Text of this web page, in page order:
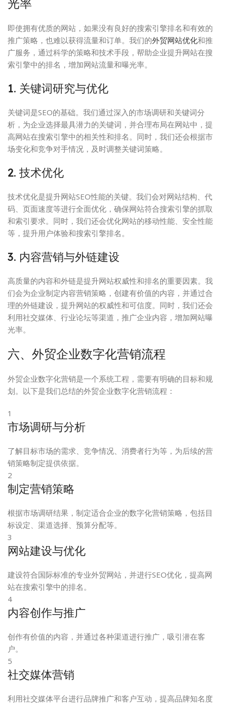
光率
即使拥有优质的网站，如果没有良好的搜索引擎排名和有效的
推广策略，也难以获得流量和订单。我们的外贸网站优化和推
广服务，通过科学的策略和技术手段，帮助企业提升网站在搜
索引擎中的排名，增加网站流量和曝光率。
1. 关键词研究与优化
关键词是SEO的基础。我们通过深入的市场调研和关键词分
析，为企业选择最具潜力的关键词，并合理布局在网站中，提
高网站在搜索引擎中的相关性和排名。同时，我们还会根据市
场变化和竞争对手情况，及时调整关键词策略。
2. 技术优化
技术优化是提升网站SEO性能的关键。我们会对网站结构、代
码、页面速度等进行全面优化，确保网站符合搜索引擎的抓取
和索引要求。同时，我们还会优化网站的移动性能、安全性能
等，提升用户体验和搜索引擎排名。
3. 内容营销与外链建设
高质量的内容和外链是提升网站权威性和排名的重要因素。我
们会为企业制定内容营销策略，创建有价值的内容，并通过合
理的外链建设，提升网站的权威性和可信度。同时，我们还会
利用社交媒体、行业论坛等渠道，推广企业内容，增加网站曝
光率。
六、外贸企业数字化营销流程
外贸企业数字化营销是一个系统工程，需要有明确的目标和规
划。以下是我们总结的外贸企业数字化营销流程：
1
市场调研与分析
了解目标市场的需求、竞争情况、消费者行为等，为后续的营
销策略制定提供依据。
2
制定营销策略
根据市场调研结果，制定适合企业的数字化营销策略，包括目
标设定、渠道选择、预算分配等。
3
网站建设与优化
建设符合国际标准的专业外贸网站，并进行SEO优化，提高网
站在搜索引擎中的排名。
4
内容创作与推广
创作有价值的内容，并通过各种渠道进行推广，吸引潜在客
户。
5
社交媒体营销
利用社交媒体平台进行品牌推广和客户互动，提高品牌知名度